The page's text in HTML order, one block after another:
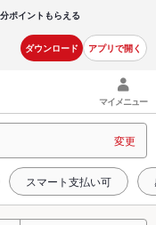
ポイントもらえる
ダウンロード アプリで開く
マイメニュー
変更
スマート支払い可